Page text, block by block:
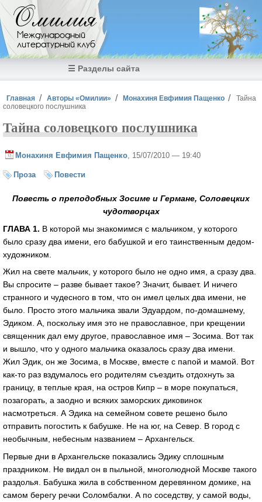
Перейти к основному содержанию
Омилия
Международный
литературный клуб
☰ Разделы сайта
Вы здесь
Главная Авторы «Омилии» Монахиня Евфимия Пащенко
Тайна
соловецкого послушника
Тайна соловецкого послушника
Монахиня Евфимия Пащенко , 15/07/2010 — 19:40
Проза Повести
Повесть о преподобных Зосиме и Германе, Соловецких
чудотворцах
ГЛАВА 1. В которой мы знакомимся с мальчиком, у которого
было сразу два имени, его бабушкой и его таинственным дедом-
художником.
Жил на свете мальчик, у которого было не одно имя, а сразу два.
Вы спросите – разве бывает такое? Значит, бывает. И ничего
странного и чудесного в том, что он имел целых два имени, не
было. Просто этого мальчика звали Эдуардом, по-домашнему,
Эдиком. А, поскольку имя это не православное, при крещении
священник дал ему другое, православное имя – Зосима. Вот так
и вышло, что у одного мальчика оказалось сразу два имени.
Жил Эдик, он же Зосима, в Москве, вместе с папой и мамой. Вот
как-то раз вздумалось его родителям съездить отдохнуть за
границу, в теплые края, на остров Кипр – в море покупаться,
позагорать, а заодно и всяких заморских диковинок
насмотреться. А Эдика на семейном совете решено было
отправить погостить к бабушке. Не на юг, на Север. В город с
необычным, небесным названием – Архангельск.
Первые дни в Архангельске показались Эдику сплошным
праздником. Не видал он в пыльной, многолюдной Москве такого
раздолья. Бабушка жила в собственном деревянном домике, на
самом берегу речки Соломбалки. А по соседству, у самой воды,